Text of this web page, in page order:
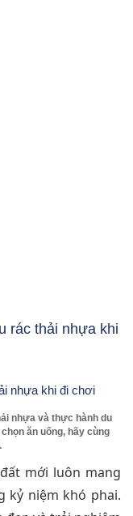
rác thải nhựa khi
nhựa khi đi chơi
nhựa và thực hành du
ăn uống, hãy cùng
mới luôn mang
kỷ niệm khó phai.